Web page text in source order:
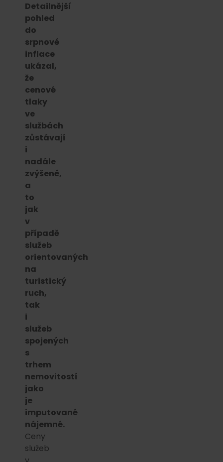
Detailnější
pohled
do
srpnové
inflace
ukázal,
že
cenové
tlaky
ve
službách
zůstávají
i
nadále
zvýšené,
a
to
jak
v
případě
služeb
orientovaných
na
turistický
ruch,
tak
i
služeb
spojených
s
trhem
nemovitostí
jako
je
imputované
nájemné.
Ceny
služeb